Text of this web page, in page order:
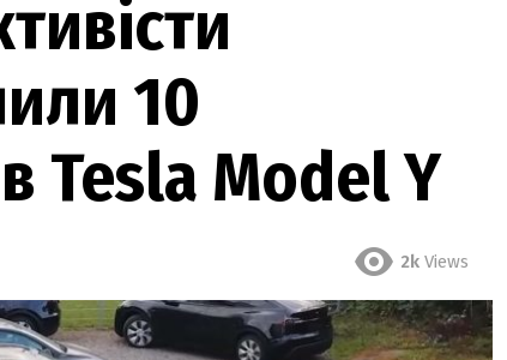
10
Tesla Model Y
2k Views